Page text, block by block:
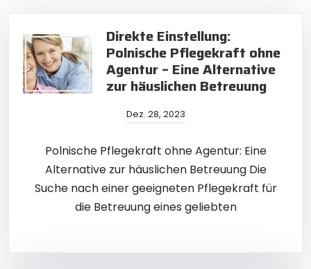
Direkte Einstellung:
Polnische Pflegekraft ohne
Agentur – Eine Alternative
zur häuslichen Betreuung
Dez. 28, 2023
Polnische Pflegekraft ohne Agentur: Eine
Alternative zur häuslichen Betreuung Die
Suche nach einer geeigneten Pflegekraft für
die Betreuung eines geliebten